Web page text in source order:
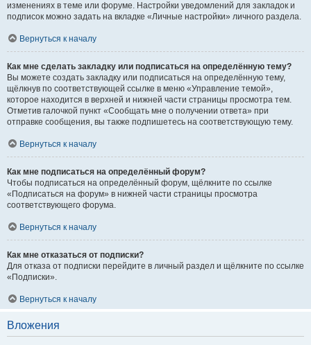
изменениях в теме или форуме. Настройки уведомлений для закладок и
подписок можно задать на вкладке «Личные настройки» личного раздела.
Вернуться к началу
Как мне сделать закладку или подписаться на определённую тему?
Вы можете создать закладку или подписаться на определённую тему,
щёлкнув по соответствующей ссылке в меню «Управление темой»,
которое находится в верхней и нижней части страницы просмотра тем.
Отметив галочкой пункт «Сообщать мне о получении ответа» при
отправке сообщения, вы также подпишетесь на соответствующую тему.
Вернуться к началу
Как мне подписаться на определённый форум?
Чтобы подписаться на определённый форум, щёлкните по ссылке
«Подписаться на форум» в нижней части страницы просмотра
соответствующего форума.
Вернуться к началу
Как мне отказаться от подписки?
Для отказа от подписки перейдите в личный раздел и щёлкните по ссылке
«Подписки».
Вернуться к началу
Вложения